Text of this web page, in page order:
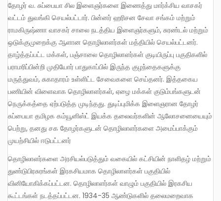
தோழர் வ. சுப்பையா சில இளைஞர்களை இணைத்து மார்க்சிய வாசகர்
வட்டம் துவங்கி செயல்பட்டார். பின்னர் ஹரிசன சேவா சங்கம் மற்றும்
ராமகிருஷ்ணா வாசகர் சாலை நடத்திய இளைஞர்களும், சுரண்டல் மற்றும்
ஒடுக்குமுறைக்கு ஆளான தொழிலாளர்கள் மத்தியில் செயல்பட்டனர்.
தாழ்த்தப்பட்ட மக்கள், பஞ்சாலை தொழிலாளர்கள் குடியிருப்பு பகுதிகளில்
பராமரிப்பின்றி முதியோர் பாதுகாப்பில் இருந்த குழந்தைகளுக்கு
மருத்துவம், சுகாதாரம் உள்ளிட்ட சேவைகளை செய்தனர். இத்தகைய
பணியின் விளைவாக தொழிலாளர்கள், ஏழை மக்கள் குடும்பங்களுடன்
நெருக்கத்தை ஏற்படுத்த முடிந்தது. துடிப்புமிக்க இளைஞரான தோழர்
சுப்பையா தமிழக கம்யூனிஸ்ட் இயக்க தலைவர்களின் ஆலோசனையையும்
பெற்று, தனது சக தோழர்களுடன் தொழிலாளர்களை அமைப்பாக்கும்
முயற்சியில் ஈடுபட்டனர்
தொழிலாளர்களை அரசியல்படுத்தும் வகையில் கட்சியின் நாளிதழ் மற்றும்
துண்டுபிரசுரங்கள் இரகசியமாக தொழிலாளர்கள் பகுதியில்
வினியோகிக்கப்பட்டன. தொழிலாளர்கள் வாழும் பகுதியில் இரகசிய
கூட்டங்கள் நடத்தப்பட்டன. 1934-35 ஆண்டுகளில் தலைமறைவாக